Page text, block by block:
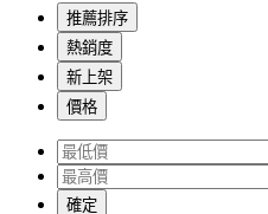
推薦排序
熱銷度
新上架
價格
確定